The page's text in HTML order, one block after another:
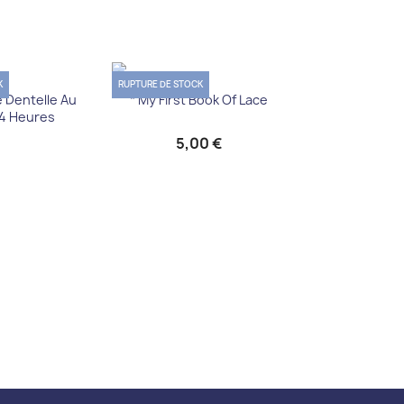
rapide
Dentelle Au
Heures
Aperçu rapide
* My First Book Of Lace
5,00 €
RUPTURE DE STOCK